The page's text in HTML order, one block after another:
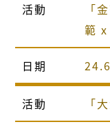
活動
「
範
日期
活動 「